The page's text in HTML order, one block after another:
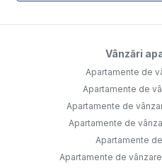
Vânzări
Apartamente de
Apartamente de
Apartamente de
Apartamente de
Apartamente
Apartamente de